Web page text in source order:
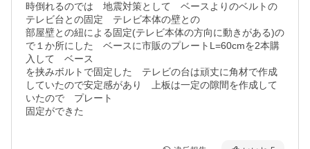
時倒れるのでは　地震対策として　ベースよりのベルトの
テレビ台との固定　テレビ本体の壁との
部屋壁との紐による固定(テレビ本体の方向に動きがある)の
で１か所にした　ベースに市販のプレートL=60cmを2本購
入して　ベース
を挟みボルトで固定した　テレビの台は頑丈に角材で作成
していたので安定感があり　上板は一定の隙間を作成して
いたので　プレート
固定ができた